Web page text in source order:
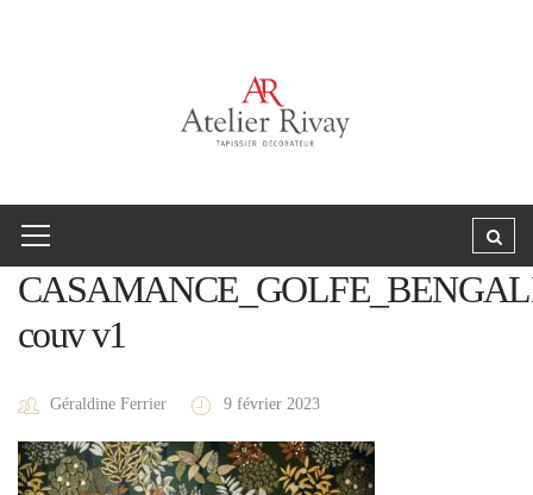
couv v1
Géraldine Ferrier 9 février 2023